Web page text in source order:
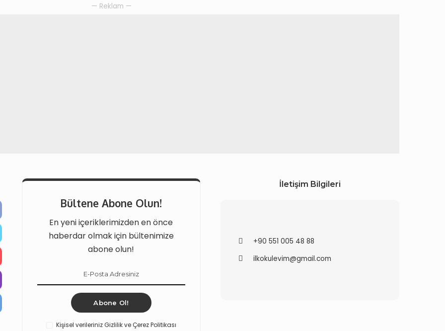
— Reklam —
Bültene Abone Olun!
En yeni içeriklerimizden en önce
haberdar olmak için bültenimize
abone olun!
Abone Ol!
Kişisel verileriniz Gizlilik ve Çerez Politikası
İletişim Bilgileri
+90 551 005 48 88
ilkokulevim@gmail.com